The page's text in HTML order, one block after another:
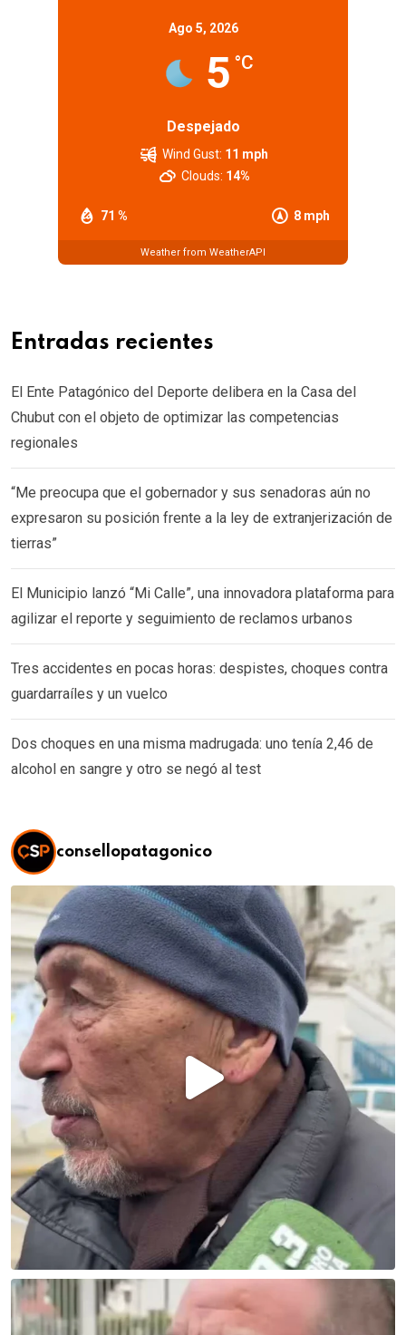
Ago 5, 2026
5 °C
Despejado
71 % 8 mph
Wind Gust: 11 mph
Clouds: 14%
Weather from WeatherAPI
Entradas recientes
El Ente Patagónico del Deporte delibera en la Casa del
Chubut con el objeto de optimizar las competencias
regionales
“Me preocupa que el gobernador y sus senadoras aún no
expresaron su posición frente a la ley de extranjerización de
tierras”
El Municipio lanzó “Mi Calle”, una innovadora plataforma para
agilizar el reporte y seguimiento de reclamos urbanos
Tres accidentes en pocas horas: despistes, choques contra
guardarraíles y un vuelco
Dos choques en una misma madrugada: uno tenía 2,46 de
alcohol en sangre y otro se negó al test
consellopatagonico